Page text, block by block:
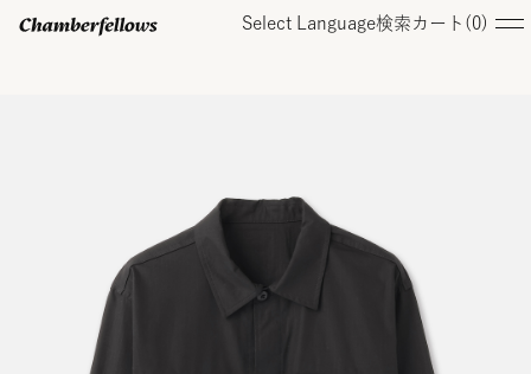
Select Language検索 カート( 0)
コレクション